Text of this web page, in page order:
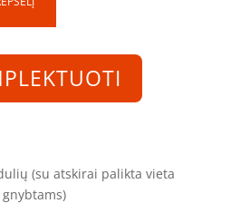
(su atskirai palikta vieta